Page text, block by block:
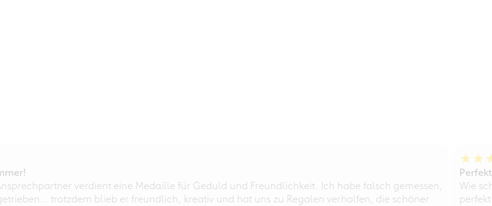
verdient eine Medaille für Geduld und Freundlichkeit. Ich habe falsch gemessen,
trotzdem blieb er freundlich, kreativ und hat uns zu Regalen verholfen, die schöner
Wie